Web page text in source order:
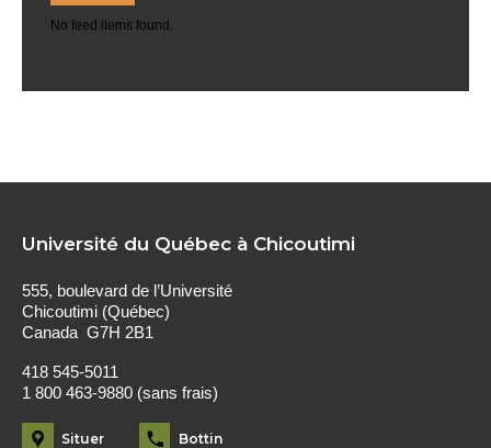
No feed items found.
Université du Québec à Chicoutimi
555, boulevard de l’Université
Chicoutimi (Québec)
Canada G7H 2B1
418 545-5011
1 800 463-9880 (sans frais)
Situer Bottin